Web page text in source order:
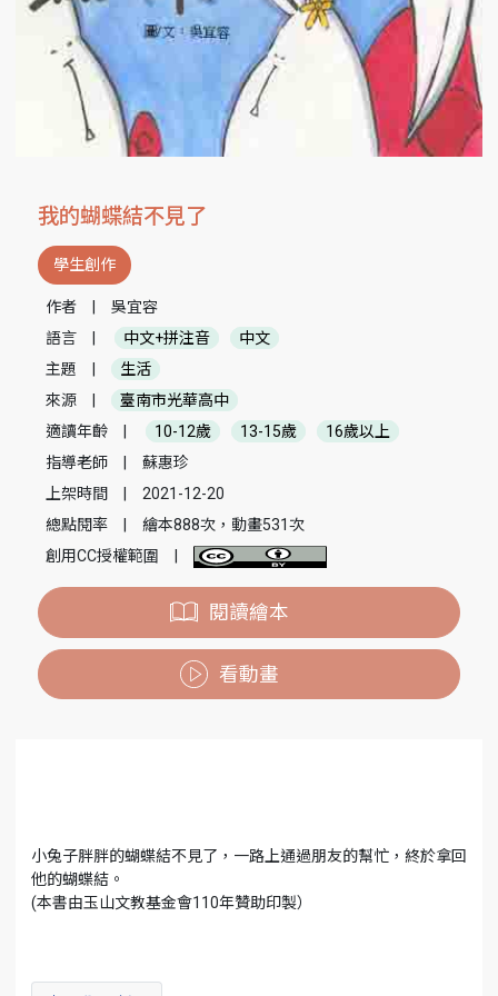
我的蝴蝶結不見了
學生創作
作者
吳宜容
語言
中文+拼注音
中文
主題
生活
來源
臺南市光華高中
適讀年齡
10-12歲 13-15歲
16歲以上
指導老師
蘇惠珍
上架時間
2021-12-20
總點閱率
繪本888次，動畫531次
創用CC授權範圍
閱讀繪本
看動畫
小兔子胖胖的蝴蝶結不見了，一路上通過朋友的幫忙，終於拿回
他的蝴蝶結。
(本書由玉山文教基金會110年贊助印製）